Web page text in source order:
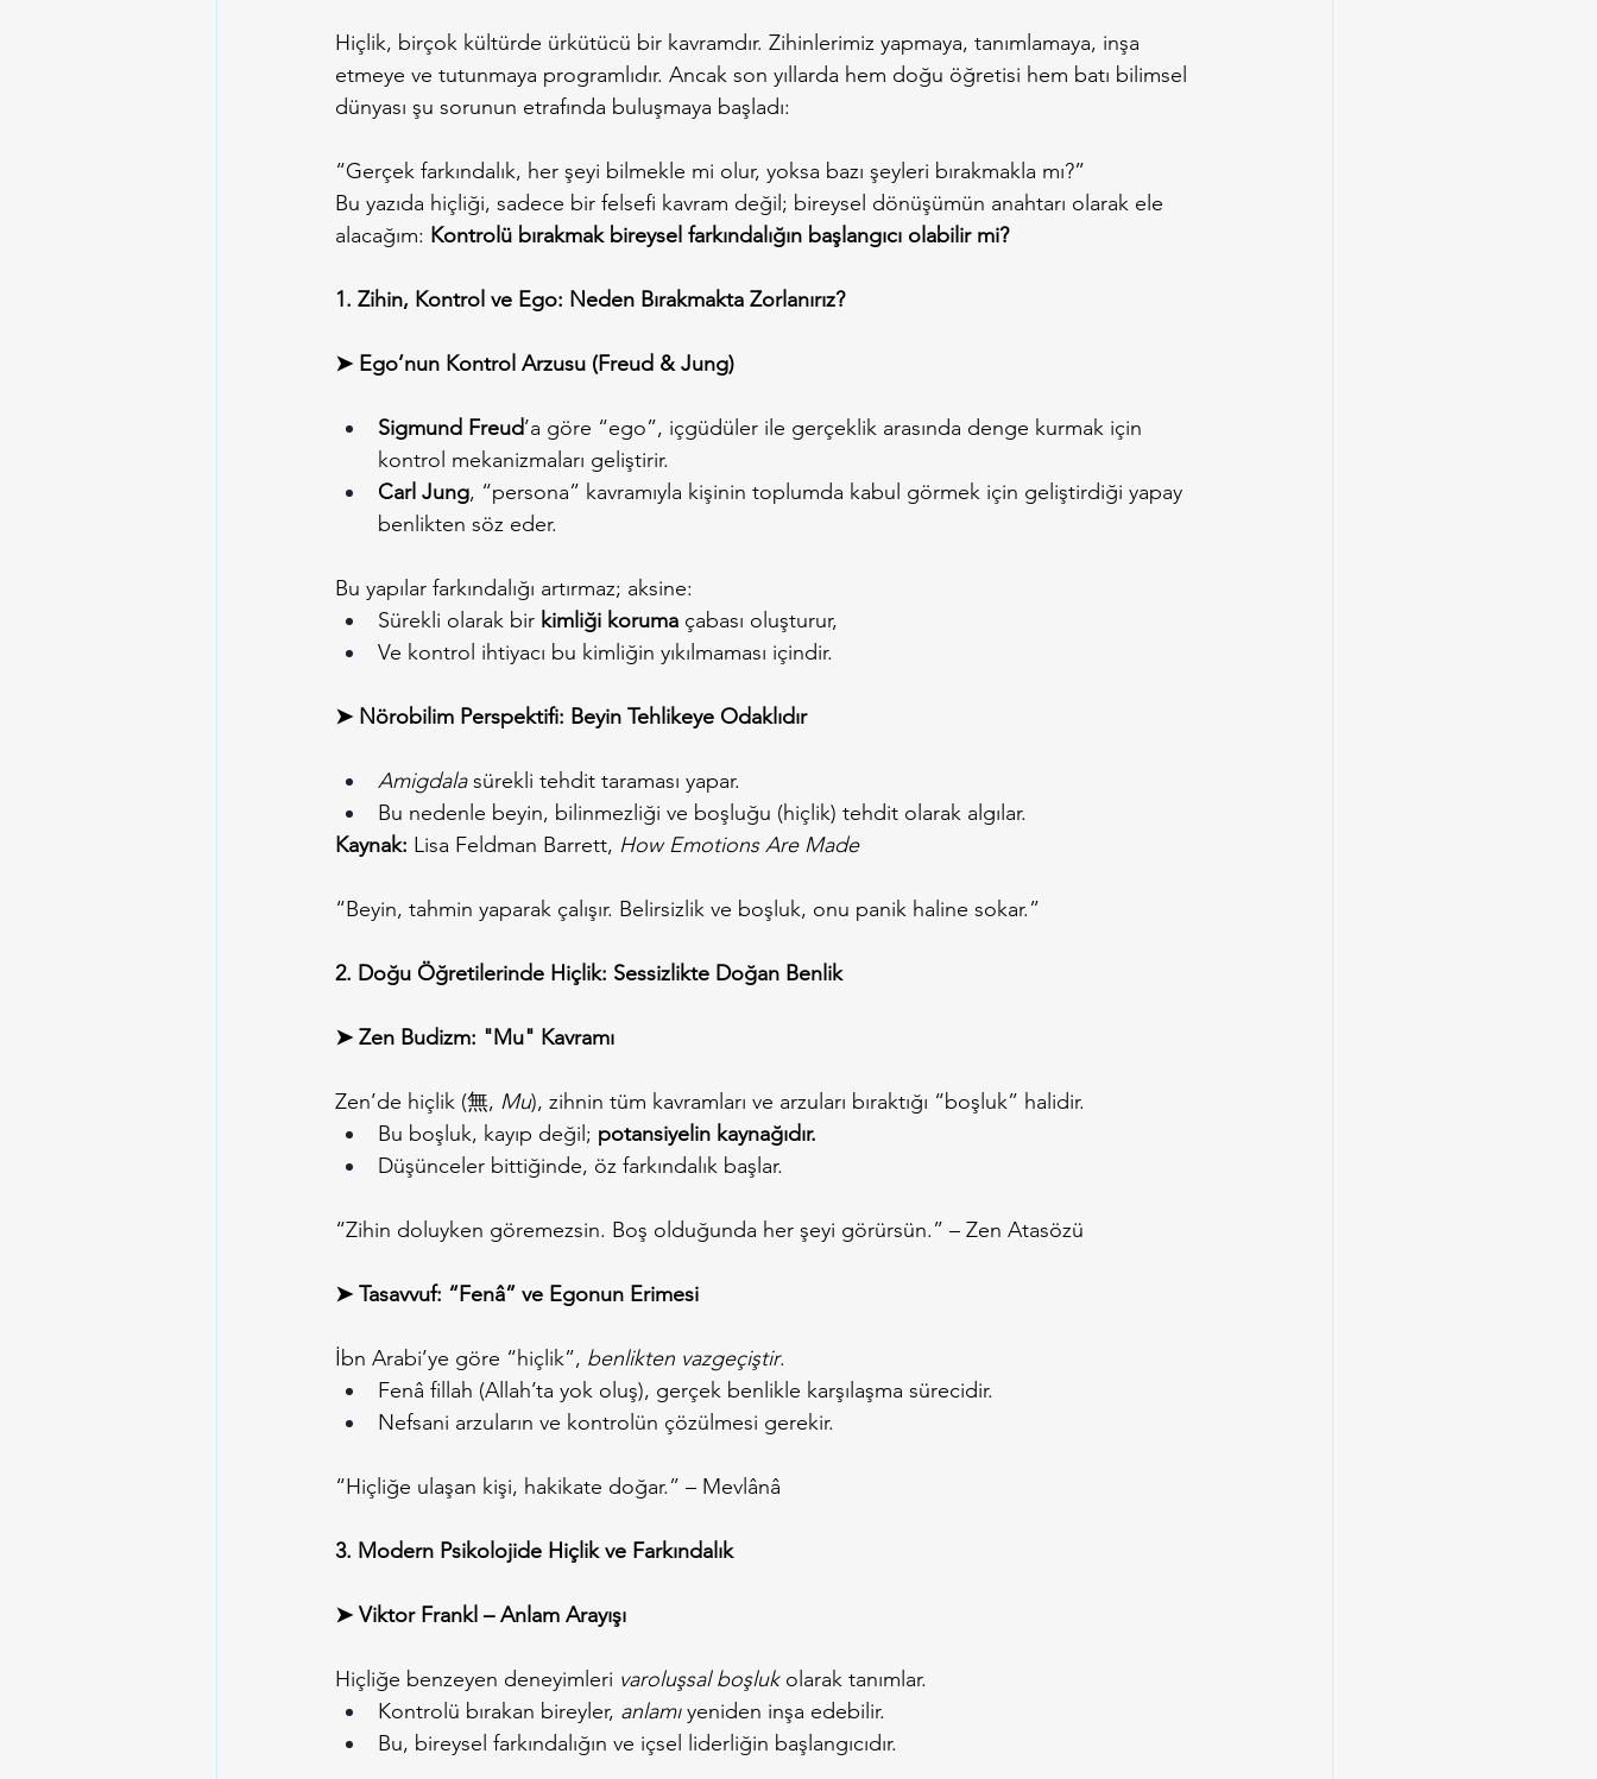
Hiçlik, birçok kültürde ürkütücü bir kavramdır. Zihinlerimiz yapmaya, tanımlamaya, inşa
etmeye ve tutunmaya programlıdır. Ancak son yıllarda hem doğu öğretisi hem batı bilimsel
dünyası şu sorunun etrafında buluşmaya başladı:
“Gerçek farkındalık, her şeyi bilmekle mi olur, yoksa bazı şeyleri bırakmakla mı?”
Bu yazıda hiçliği, sadece bir felsefi kavram değil; bireysel dönüşümün anahtarı olarak ele
alacağım: Kontrolü bırakmak bireysel farkındalığın başlangıcı olabilir mi?
1. Zihin, Kontrol ve Ego: Neden Bırakmakta Zorlanırız?
➤ Ego’nun Kontrol Arzusu (Freud & Jung)
Sigmund Freud’a göre “ego”, içgüdüler ile gerçeklik arasında denge kurmak için
kontrol mekanizmaları geliştirir.
Carl Jung, “persona” kavramıyla kişinin toplumda kabul görmek için geliştirdiği yapay
benlikten söz eder.
Bu yapılar farkındalığı artırmaz; aksine:
Sürekli olarak bir kimliği koruma çabası oluşturur,
Ve kontrol ihtiyacı bu kimliğin yıkılmaması içindir.
➤ Nörobilim Perspektifi: Beyin Tehlikeye Odaklıdır
Amigdala sürekli tehdit taraması yapar.
Bu nedenle beyin, bilinmezliği ve boşluğu (hiçlik) tehdit olarak algılar.
Kaynak: Lisa Feldman Barrett, How Emotions Are Made
“Beyin, tahmin yaparak çalışır. Belirsizlik ve boşluk, onu panik haline sokar.”
2. Doğu Öğretilerinde Hiçlik: Sessizlikte Doğan Benlik
➤ Zen Budizm: "Mu" Kavramı
Zen’de hiçlik (無, Mu), zihnin tüm kavramları ve arzuları bıraktığı “boşluk” halidir.
Bu boşluk, kayıp değil; potansiyelin kaynağıdır.
Düşünceler bittiğinde, öz farkındalık başlar.
“Zihin doluyken göremezsin. Boş olduğunda her şeyi görürsün.” – Zen Atasözü
➤ Tasavvuf: “Fenâ” ve Egonun Erimesi
İbn Arabi’ye göre “hiçlik”, benlikten vazgeçiştir.
Fenâ fillah (Allah’ta yok oluş), gerçek benlikle karşılaşma sürecidir.
Nefsani arzuların ve kontrolün çözülmesi gerekir.
“Hiçliğe ulaşan kişi, hakikate doğar.” – Mevlânâ
3. Modern Psikolojide Hiçlik ve Farkındalık
➤ Viktor Frankl – Anlam Arayışı
Hiçliğe benzeyen deneyimleri varoluşsal boşluk olarak tanımlar.
Kontrolü bırakan bireyler, anlamı yeniden inşa edebilir.
Bu, bireysel farkındalığın ve içsel liderliğin başlangıcıdır.